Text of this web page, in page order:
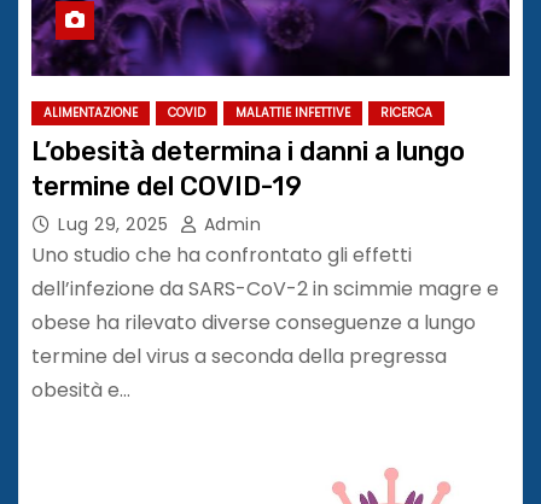
ALIMENTAZIONE COVID MALATTIE INFETTIVE RICERCA
L’obesità determina i danni a lungo
termine del COVID-19
Lug 29, 2025 Admin
Uno studio che ha confrontato gli effetti
dell’infezione da SARS-CoV-2 in scimmie magre e
obese ha rilevato diverse conseguenze a lungo
termine del virus a seconda della pregressa
obesità e…